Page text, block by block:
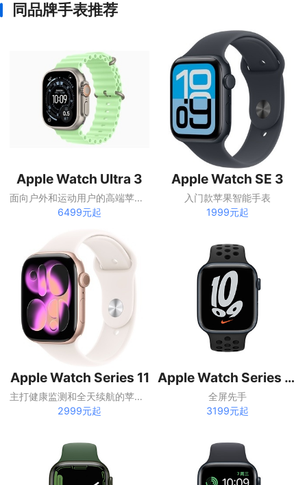
同品牌手表推荐
Apple Watch Ultra 3
面向户外和运动用户的高端苹果手表
6499元起
Apple Watch SE 3
入门款苹果智能手表
1999元起
Apple Watch Series 11
主打健康监测和全天续航的苹果智能手表
2999元起
Apple Watch Series 7 45mm
全屏先手
3199元起